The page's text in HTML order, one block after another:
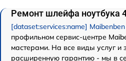
Ремонт шлейфа ноутбука
[dataset:services:name]
профильном сервис-центре
мастерами. На все виды услуг и
расширенную гарантию - мы в